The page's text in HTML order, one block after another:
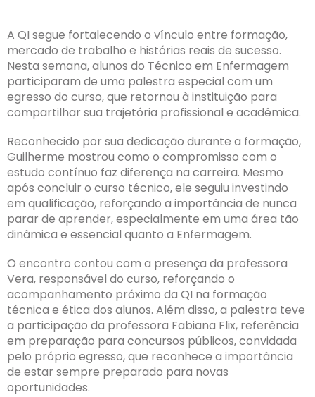
A QI segue fortalecendo o vínculo entre formação,
mercado de trabalho e histórias reais de sucesso.
Nesta semana, alunos do Técnico em Enfermagem
participaram de uma palestra especial com um
egresso do curso, que retornou à instituição para
compartilhar sua trajetória profissional e acadêmica.
Reconhecido por sua dedicação durante a formação,
Guilherme mostrou como o compromisso com o
estudo contínuo faz diferença na carreira. Mesmo
após concluir o curso técnico, ele seguiu investindo
em qualificação, reforçando a importância de nunca
parar de aprender, especialmente em uma área tão
dinâmica e essencial quanto a Enfermagem.
O encontro contou com a presença da professora
Vera, responsável do curso, reforçando o
acompanhamento próximo da QI na formação
técnica e ética dos alunos. Além disso, a palestra teve
a participação da professora Fabiana Flix, referência
em preparação para concursos públicos, convidada
pelo próprio egresso, que reconhece a importância
de estar sempre preparado para novas
oportunidades.